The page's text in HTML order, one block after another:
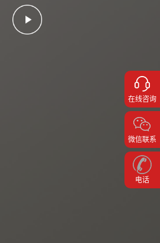
在线咨询
微信联系
电话